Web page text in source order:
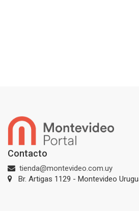
Contacto
tienda@montevideo.com.uy
Br. Artigas 1129 - Montevideo